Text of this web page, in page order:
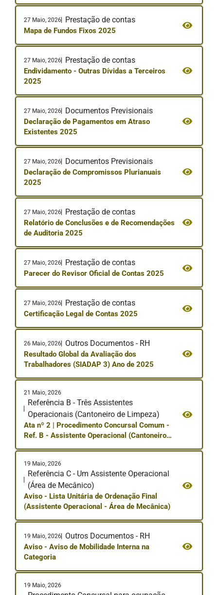
27 Maio, 2026 Prestação de contas
Mapa de Fundos Fixos 2025
27 Maio, 2026 Prestação de contas
Endividamento - Outras Dívidas a Terceiros
2025
27 Maio, 2026 Documentos Previsionais
Declaração de Pagamentos em Atraso
Existentes 2025
27 Maio, 2026 Documentos Previsionais
Declaração de Compromissos Plurianuais
2025
27 Maio, 2026 Prestação de contas
Relatório de Conclusões e de Recomendações
de Auditoria 2025
27 Maio, 2026 Prestação de contas
Parecer do Revisor Oficial de Contas 2025
27 Maio, 2026 Prestação de contas
Certificação Legal de Contas 2025
26 Maio, 2026 Outros Documentos - RH
Resultado Global da Avaliação dos
Trabalhadores (SIADAP 3) Ano de 2025
21 Maio, 2026
Referência B - Três Assistentes
Operacionais (Cantoneiro de Limpeza)
Ata nº 2 | Procedimento Concursal Comum -
Ref. B - Assistente Operacional (Cantoneiro
19 Maio, 2026
Referência C - Um Assistente Operacional
(Área de Mecânico)
Aviso - Lista Unitária de Ordenação Final
(Assistente Operacional - Área de Mecânica)
19 Maio, 2026 Outros Documentos - RH
Aviso - Aviso de Mobilidade Interna na
Categoria
19 Maio, 2026